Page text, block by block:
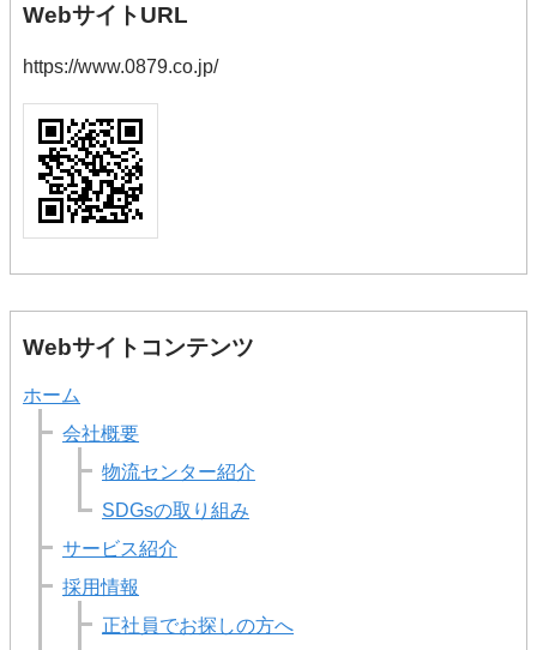
WebサイトURL
https://www.0879.co.jp/
Webサイトコンテンツ
ホーム
会社概要
物流センター紹介
SDGsの取り組み
サービス紹介
採用情報
正社員でお探しの方へ